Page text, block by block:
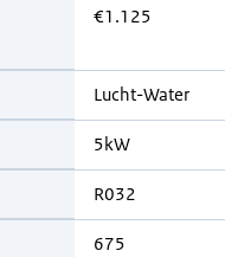
€1.125
Lucht-Water
5kW
R032
675